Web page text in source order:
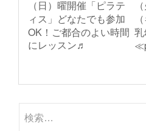
（日）曜開催「ピラテ
ィス」どなたでも参加
OK！ご都合のよい時間
にレッスン♬
索: